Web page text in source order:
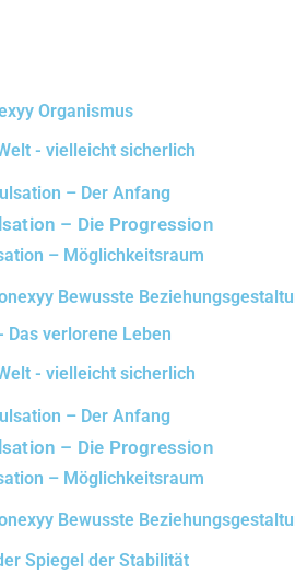
Organismus
- vielleicht sicherlich
– Der Anfang
– Die Progression
– Möglichkeitsraum
Bewusste
Das verlorene Leben
- vielleicht sicherlich
– Der Anfang
– Die Progression
– Möglichkeitsraum
Bewusste
Spiegel der Stabilität